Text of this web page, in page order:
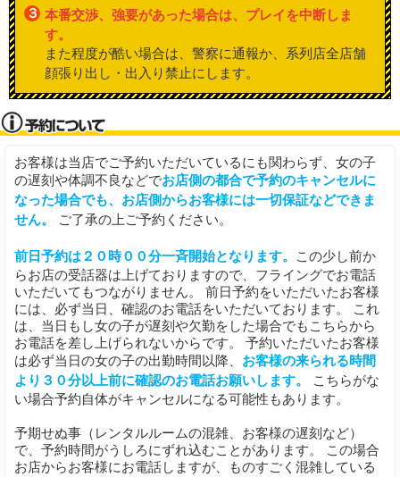
３ 本番交渉、強要があった場合は、プレイを中断しま
す。
また程度が酷い場合は、警察に通報か、系列店全店舗
顔張り出し・出入り禁止にします。
お客様は当店でご予約いただいているにも関わらず、女の子
の遅刻や体調不良などでお店側の都合で予約のキャンセルに
なった場合でも、お店側からお客様には一切保証などできま
せん。
ご了承の上ご予約ください。
前日予約は２０時００分一斉開始となります。
この少し前か
らお店の受話器は上げておりますので、フライングでお電話
いただいてもつながりません。 前日予約をいただいたお客様
には、必ず当日、確認のお電話をいただいております。 これ
は、当日もし女の子が遅刻や欠勤をした場合でもこちらから
お電話を差し上げられないからです。 予約いただいたお客様
は必ず当日の女の子の出勤時間以降、 お客様の来られる時間
より３０分以上前に確認のお電話お願いします。
こちらがな
い場合予約自体がキャンセルになる可能性もあります。
予期せぬ事（レンタルルームの混雑、お客様の遅刻など）
で、予約時間がうしろにずれ込むことがあります。 この場合
お店からお客様にお電話しますが、ものすごく混雑している